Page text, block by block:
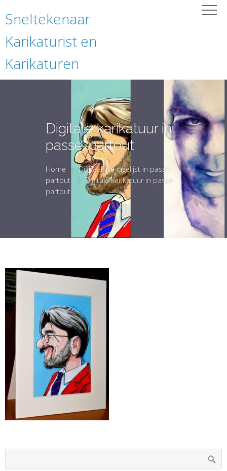
Sneltekenaar
Karikaturist en
Karikaturen
Digitale karikatuur in
passe-partout
Home
Digitaal live ingelijst in passe-
partout
Digitale karikatuur in passe-
partout